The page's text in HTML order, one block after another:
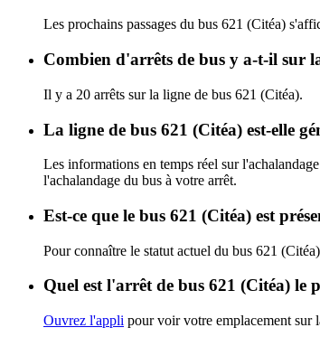
Les prochains passages du bus 621 (Citéa)
Combien d'arrêts de bus y a-t-il sur
Il y a 20 arrêts sur la ligne de bus 621 (Citéa).
La ligne de bus 621 (Citéa) est-elle
Les informations en temps réel sur
l'achalandage du bus à votre arrêt.
Est-ce que le bus 621 (Citéa) est
Pour connaître le statut actuel du bus 621
Quel est l'arrêt de bus 621 (Citéa) le
Ouvrez l'appli pour voir votre emplacement sur